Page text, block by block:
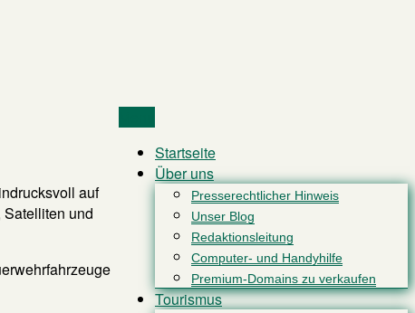
Startseite
Über uns
Presserechtlicher Hinweis
Unser Blog
Redaktionsleitung
Computer- und Handyhilfe
Premium-Domains zu verkaufen
Tourismus
auf
und